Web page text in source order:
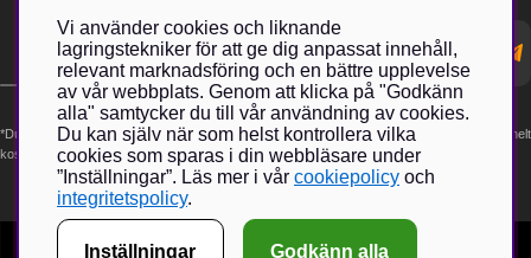
postadress
*Du kan även få erbjudanden och nyheter från samarbetspartners. Din prenumeration är helt
kostnadsfri och kan avslutas när som helst.
Vi använder cookies och liknande
lagringstekniker för att ge dig anpassat innehåll,
relevant marknadsföring och en bättre upplevelse
av vår webbplats. Genom att klicka på "Godkänn
alla" samtycker du till vår användning av cookies.
Du kan själv när som helst kontrollera vilka
cookies som sparas i din webbläsare under
”Inställningar”. Läs mer i vår cookiepolicy och
integritetspolicy.
Inställningar Godkänn alla